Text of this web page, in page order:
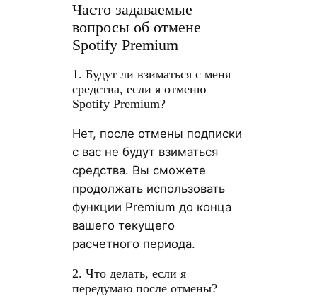
Часто задаваемые
вопросы об отмене
Spotify Premium
1. Будут ли взиматься с меня
средства, если я отменю
Spotify Premium?
Нет, после отмены подписки
с вас не будут взиматься
средства. Вы сможете
продолжать использовать
функции Premium до конца
вашего текущего
расчетного периода.
2. Что делать, если я
передумаю после отмены?